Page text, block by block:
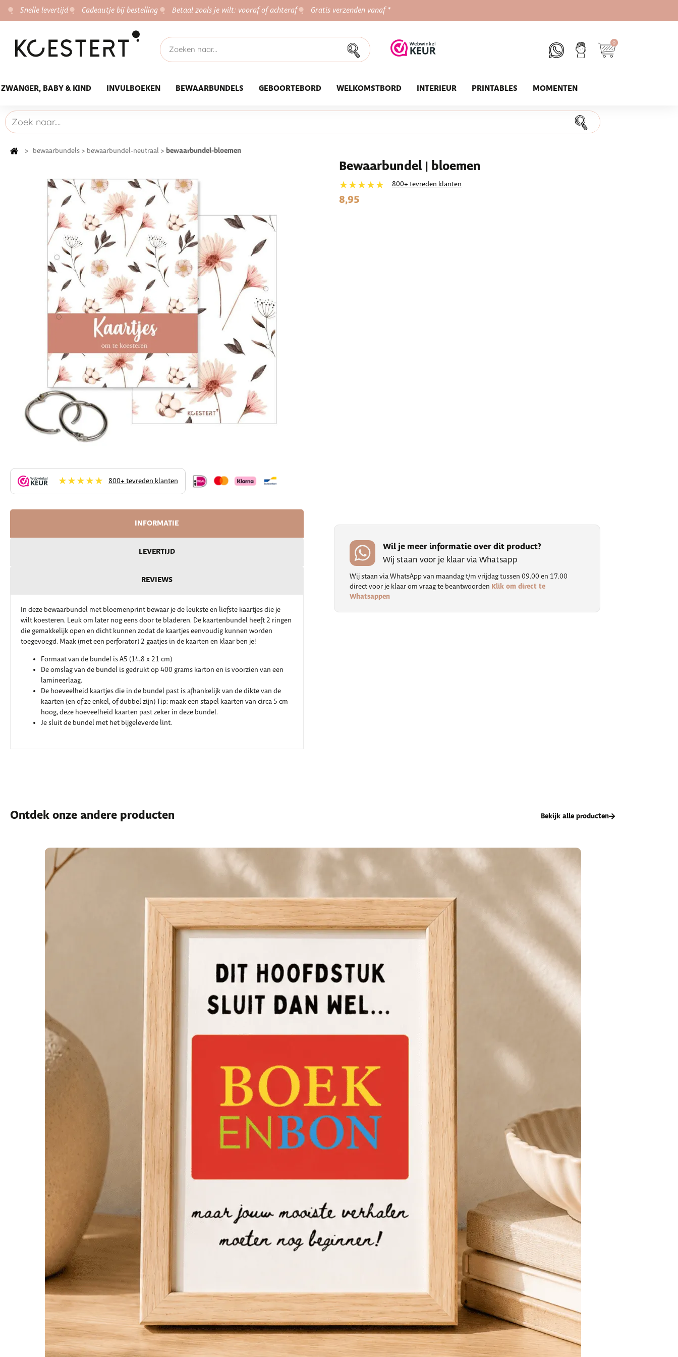
Snelle levertijd Cadeautje bij bestelling Betaal zoals je wilt: vooraf of achteraf Gratis verzenden vanaf *
0
ZWANGER, BABY & KIND INVULBOEKEN BEWAARBUNDELS GEBOORTEBORD WELKOMSTBORD INTERIEUR PRINTABLES MOMENTEN
> bewaarbundels > bewaarbundel-neutraal > bewaarbundel-bloemen
★★★★★ 800+ tevreden klanten
Bewaarbundel | bloemen
★★★★★ 800+ tevreden klanten
8,95
INFORMATIE
LEVERTIJD
REVIEWS
In deze bewaarbundel met bloemenprint bewaar je de leukste en liefste kaartjes die je
wilt koesteren. Leuk om later nog eens door te bladeren. De kaartenbundel heeft 2 ringen
die gemakkelijk open en dicht kunnen zodat de kaartjes eenvoudig kunnen worden
toegevoegd. Maak (met een perforator) 2 gaatjes in de kaarten en klaar ben je!
Formaat van de bundel is A5 (14,8 x 21 cm)
De omslag van de bundel is gedrukt op 400 grams karton en is voorzien van een
lamineerlaag.
De hoeveelheid kaartjes die in de bundel past is afhankelijk van de dikte van de
kaarten (en of ze enkel, of dubbel zijn) Tip: maak een stapel kaarten van circa 5 cm
hoog, deze hoeveelheid kaarten past zeker in deze bundel.
Je sluit de bundel met het bijgeleverde lint.
Wil je meer informatie over dit product?
Wij staan voor je klaar via Whatsapp
Wij staan via WhatsApp van maandag t/m vrijdag tussen 09.00 en 17.00
direct voor je klaar om vraag te beantwoorden Klik om direct te
Whatsappen
Ontdek onze andere producten Bekijk alle producten